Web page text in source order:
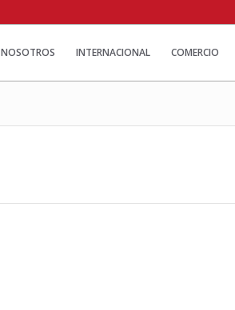
NOSOTROS INTERNACIONAL COMERCIO